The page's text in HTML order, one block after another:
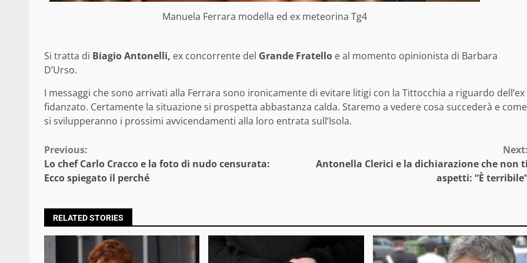
Manuela Ferrara modella ed ex meteorina Tg4
Si tratta di Biagio Antonelli, ex concorrente del Grande Fratello e al momento opinionista di Barbara
D’Urso.
I messaggi che sono arrivati alla Ferrara sono ironicamente di evitare litigi con la Tittocchia a riguardo dell’ex
fidanzato. Certamente la situazione si prospetta abbastanza calda. Staremo a vedere cosa succederà e come
si svilupperanno i prossimi avvicendamenti alla loro entrata sull’Isola.
Continue
Reading
Previous:
Lo chef Carlo Cracco e la foto di nudo censurata:
Ecco spiegato il perché
Next:
Antonella Clerici e la dichiarazione che non ti
aspetti: “È
RELATED STORIES